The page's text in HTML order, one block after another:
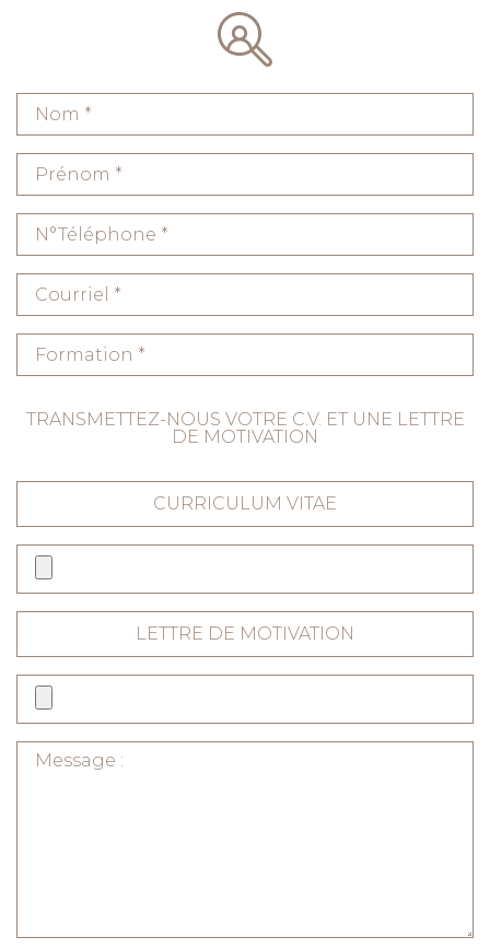
TRANSMETTEZ-NOUS VOTRE C.V. ET UNE LETTRE
DE MOTIVATION
CURRICULUM VITAE
LETTRE DE MOTIVATION